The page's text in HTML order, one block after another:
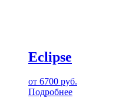
Eclipse
от 6700 руб.
Подробнее